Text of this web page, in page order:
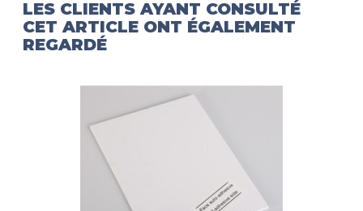
LES CLIENTS AYANT CONSULTÉ
CET ARTICLE ONT ÉGALEMENT
REGARDÉ